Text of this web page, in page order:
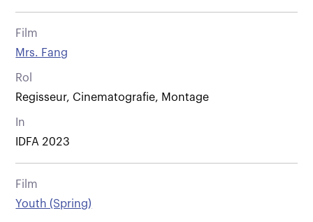
Film
Mrs. Fang
Rol
Regisseur, Cinematografie, Montage
In
IDFA 2023
Film
Youth (Spring)